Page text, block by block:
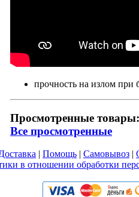
прочность на излом при
Просмотренные товары:
Все просмотренные
| Помощь | Самовывоз |
в отношении обработки